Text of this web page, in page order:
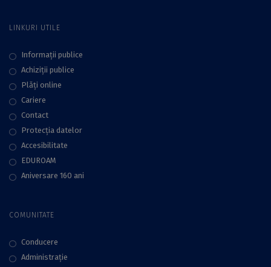
LINKURI UTILE
Informații publice
Achiziții publice
Plăţi online
Cariere
Contact
Protecţia datelor
Accesibilitate
EDUROAM
Aniversare 160 ani
COMUNITATE
Conducere
Administraţie